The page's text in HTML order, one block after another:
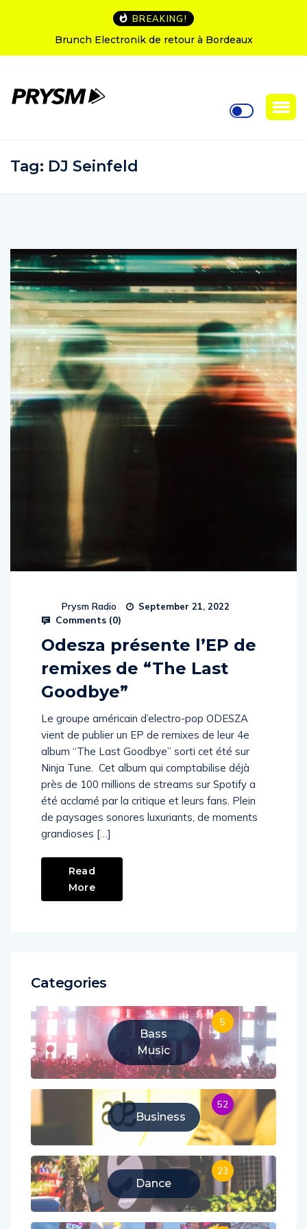
BREAKING!
Electronik de retour à Bordeaux
Tag: DJ Seinfeld
Prysm Radio September 21, 2022
Comments (0)
Odesza présente l’EP de
remixes de “The Last
Goodbye”
Le groupe américain d’electro-pop ODESZA
vient de publier un EP de remixes de leur 4e
album “The Last Goodbye” sorti cet été sur
Ninja Tune. Cet album qui comptabilise déjà
près de 100 millions de streams sur Spotify a
été acclamé par la critique et leurs fans. Plein
de paysages sonores luxuriants, de moments
grandioses […]
Read
More
Categories
Bass
Music
5
Business
52
Dance
23